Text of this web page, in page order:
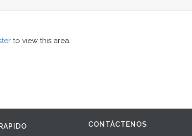
to view this area.
CONTÁCTENOS